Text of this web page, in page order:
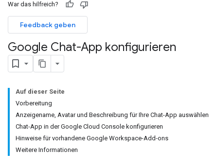
War das hilfreich?
Feedback geben
Google Chat-App konfigurieren
Auf dieser Seite
Vorbereitung
Anzeigename, Avatar und Beschreibung für Ihre Chat-App auswählen
Chat-App in der Google Cloud Console konfigurieren
Hinweise für vorhandene Google Workspace-Add‑ons
Weitere Informationen